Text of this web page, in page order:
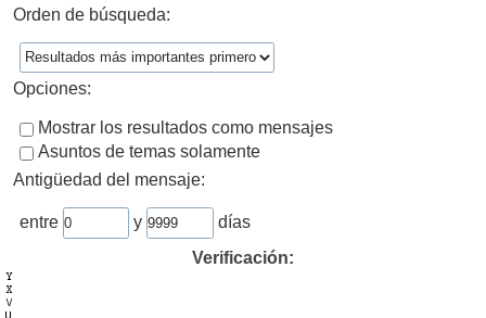
Orden de búsqueda:
Opciones:
Mostrar los resultados como mensajes
Asuntos de temas solamente
Antigüedad del mensaje:
entre y
días
Verificación: